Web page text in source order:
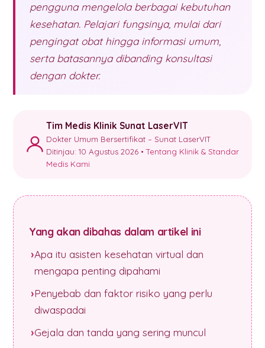
pengguna mengelola berbagai kebutuhan
kesehatan. Pelajari fungsinya, mulai dari
pengingat obat hingga informasi umum,
serta batasannya dibanding konsultasi
dengan dokter.
Tim Medis Klinik Sunat LaserVIT
Dokter Umum Bersertifikat – Sunat LaserVIT
Ditinjau: 10 Agustus 2026 •Tentang Klinik & Standar
Medis Kami
Yang akan dibahas dalam artikel ini
Apa itu asisten kesehatan virtual dan
mengapa penting dipahami
Penyebab dan faktor risiko yang perlu
diwaspadai
Gejala dan tanda yang sering muncul